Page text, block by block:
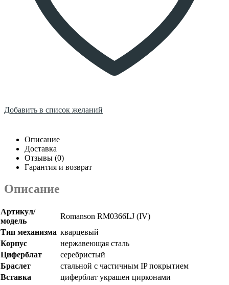
Добавить в список желаний
Описание
Доставка
Отзывы (0)
Гарантия и возврат
Описание
Артикул/
модель
Romanson RM0366LJ (IV)
Тип механизма кварцевый
Корпус
нержавеющая сталь
Циферблат
серебристый
Браслет
стальной с частичным IP покрытием
Вставка
циферблат украшен цирконами